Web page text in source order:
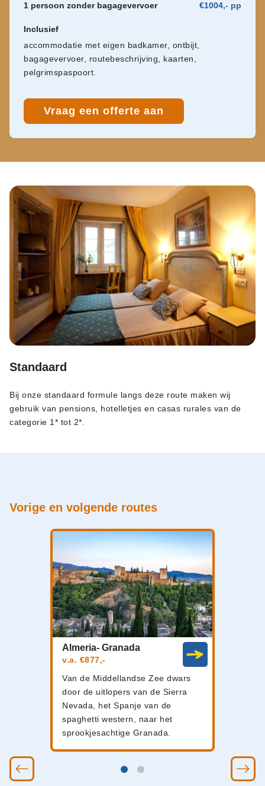
1 persoon zonder bagagevervoer €1004,- pp
Inclusief
accommodatie met eigen badkamer, ontbijt,
bagagevervoer, routebeschrijving, kaarten,
pelgrimspaspoort.
Vraag een offerte aan
Standaard
Bij onze standaard formule langs deze route maken wij
gebruik van pensions, hotelletjes en casas rurales van de
categorie 1* tot 2*.
Vorige en volgende routes
Almeria- Granada
v.a. €877,-
Van de Middellandse Zee dwars
door de uitlopers van de Sierra
Nevada, het Spanje van de
spaghetti western, naar het
sprookjesachtige Granada.